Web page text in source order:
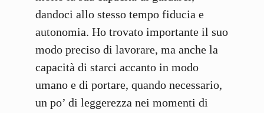
dandoci allo stesso tempo fiducia e
autonomia. Ho trovato importante il suo
modo preciso di lavorare, ma anche la
capacità di starci accanto in modo
umano e di portare, quando necessario,
un po’ di leggerezza nei momenti di